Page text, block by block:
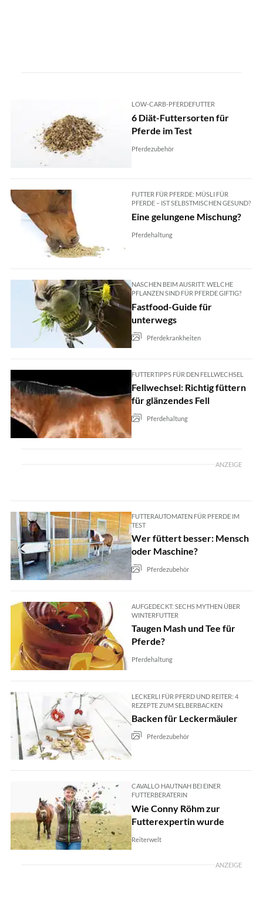
LOW-CARB-PFERDEFUTTER
6 Diät-Futtersorten für
Pferde im Test
Pferdezubehör
FUTTER FÜR PFERDE: MÜSLI FÜR
PFERDE – IST SELBSTMISCHEN GESUND?
Eine gelungene Mischung?
Pferdehaltung
NASCHEN BEIM AUSRITT: WELCHE
PFLANZEN SIND FÜR PFERDE GIFTIG?
Fastfood-Guide für
unterwegs
Pferdekrankheiten
FUTTERTIPPS FÜR DEN FELLWECHSEL
Fellwechsel: Richtig füttern
für glänzendes Fell
Pferdehaltung
ANZEIGE
FUTTERAUTOMATEN FÜR PFERDE IM
TEST
Wer füttert besser: Mensch
oder Maschine?
Pferdezubehör
AUFGEDECKT: SECHS MYTHEN ÜBER
WINTERFUTTER
Taugen Mash und Tee für
Pferde?
Pferdehaltung
LECKERLI FÜR PFERD UND REITER: 4
REZEPTE ZUM SELBERBACKEN
Backen für Leckermäuler
Pferdezubehör
CAVALLO HAUTNAH BEI EINER
FUTTERBERATERIN
Wie Conny Röhm zur
Futterexpertin wurde
Reiterwelt
ANZEIGE